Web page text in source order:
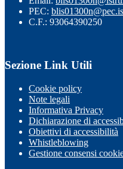
PEC:
C.F.: 93064390250
Sezione Link Utili
Cookie policy
Note legali
Informativa Privacy
Dichiarazione di
Obiettivi di accessibilità
Whistleblowing
Gestione consensi